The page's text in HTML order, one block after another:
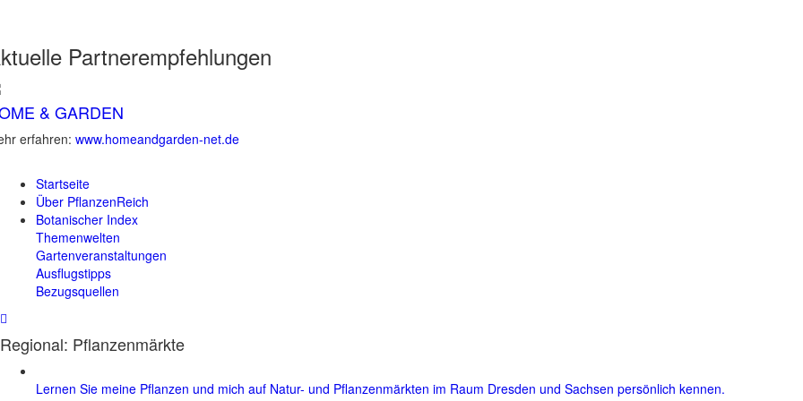
Partnerempfehlungen
& GARDEN
erfahren: www.homeandgarden-net.de
Startseite
Über PflanzenReich
Botanischer Index
Themenwelten
Gartenveranstaltungen
Ausflugstipps
Bezugsquellen
Regional: Pflanzenmärkte
Lernen Sie meine Pflanzen und mich auf Natur- und Pflanzenmärkten im Raum Dresden und Sachsen persönlich kennen.